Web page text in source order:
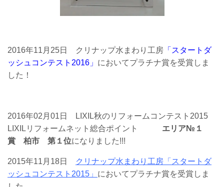
2016年11月25日 クリナップ水まわり工房 「スタートダ
ッシュコンテスト2016」 においてプラチナ賞を受賞しま
した！
2016年02月01日 LIXIL秋のリフォームコンテスト2015
LIXILリフォームネット総合ポイント エリア№１
賞
柏市 第１位になりました!!!
2015年11月18日
クリナップ水まわり工房「スタートダ
ッシュコンテスト2015」 においてプラチナ賞を受賞しま